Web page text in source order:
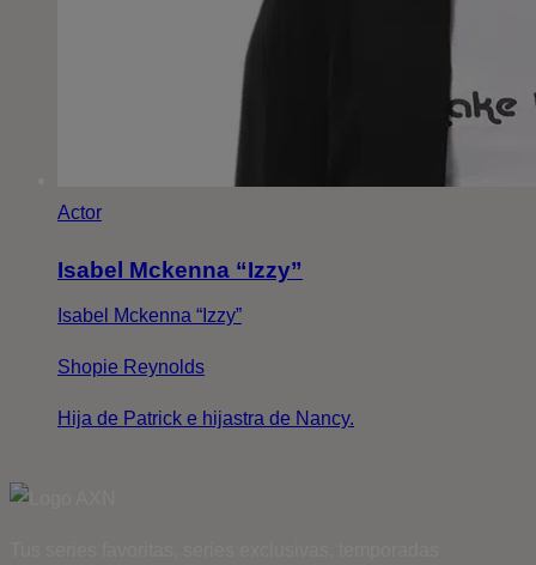
Actor
Isabel Mckenna “Izzy”
Isabel Mckenna “Izzy”
Shopie Reynolds
Hija de Patrick e hijastra de Nancy.